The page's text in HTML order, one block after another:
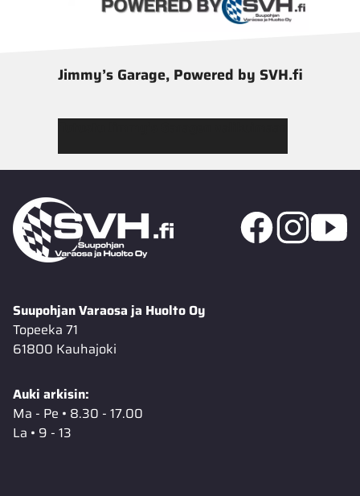
Jimmy’s Garage, Powered by SVH.fi
Suupohjan Varaosa ja Huolto Oy
Topeeka 71
61800 Kauhajoki
Auki arkisin:
Ma - Pe • 8.30 - 17.00
La • 9 - 13